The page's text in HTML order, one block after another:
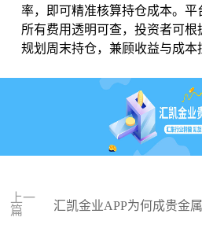
率，即可精准核算持仓成本。平
所有费用透明可查，投资者可
规划周末持仓，兼顾收益与成本
上一
篇
汇凯金业APP为何成贵金